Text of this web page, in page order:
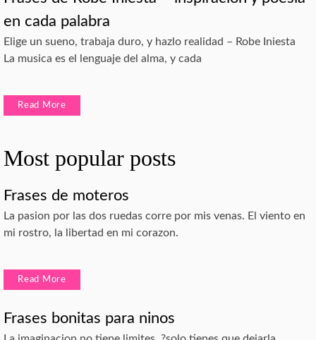
en cada palabra
Elige un sueno, trabaja duro, y hazlo realidad – Robe Iniesta
La musica es el lenguaje del alma, y cada
Read More
Most popular posts
Frases de moteros
La pasion por las dos ruedas corre por mis venas. El viento en
mi rostro, la libertad en mi corazon.
Read More
Frases bonitas para ninos